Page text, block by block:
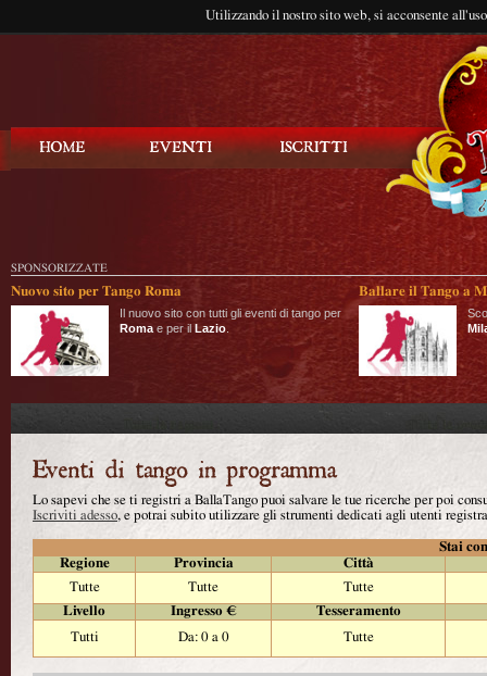
Utilizzando il nostro sito web, si acconsente
SPONSORIZZATE
Nuovo sito per Tango Roma
Il nuovo sito con tutti gli eventi di tango per
Roma e per il Lazio
Ballare il Tango a
Lo sapevi che se ti registri a BallaTango puoi salvare le tue ricerche per poi
Iscriviti adesso, e potrai subito utilizzare gli strumenti dedicati agli utenti
Stai
Regione
Provincia
Città
Tutte
Tutte
Tutte
Livello
Ingresso €
Tesseramento
Tutti
Da: 0 a 0 Tutte